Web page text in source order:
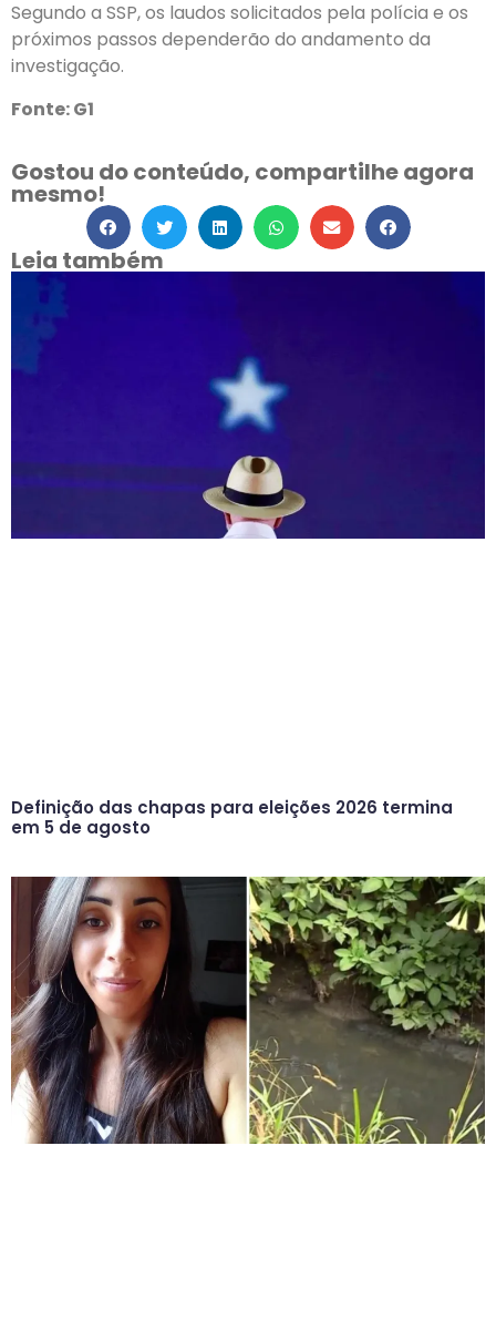
Segundo a SSP, os laudos solicitados pela polícia e os
próximos passos dependerão do andamento da
investigação.
Fonte: G1
Gostou do conteúdo, compartilhe agora
mesmo!
Leia também
Definição das chapas para eleições 2026 termina
em 5 de agosto